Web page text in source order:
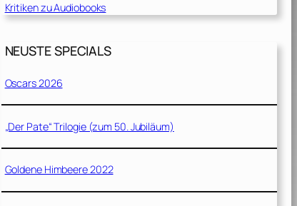
Kritiken zu Audiobooks
NEUSTE SPECIALS
Oscars 2026
„Der Pate“ Trilogie (zum 50. Jubiläum)
Goldene Himbeere 2022